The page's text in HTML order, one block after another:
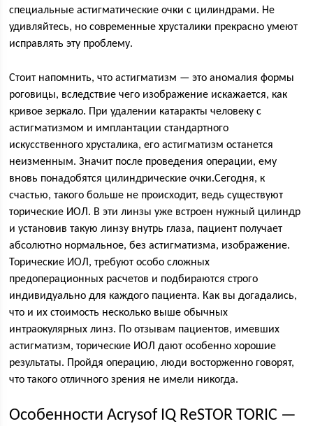
специальные астигматические очки с цилиндрами. Не
удивляйтесь, но современные хрусталики прекрасно умеют
исправлять эту проблему.
Стоит напомнить, что астигматизм — это аномалия формы
роговицы, вследствие чего изображение искажается, как
кривое зеркало. При удалении катаракты человеку с
астигматизмом и имплантации стандартного
искусственного хрусталика, его астигматизм останется
неизменным. Значит после проведения операции, ему
вновь понадобятся цилиндрические очки.Сегодня, к
счастью, такого больше не происходит, ведь существуют
торические ИОЛ. В эти линзы уже встроен нужный цилиндр
и установив такую линзу внутрь глаза, пациент получает
абсолютно нормальное, без астигматизма, изображение.
Торические ИОЛ, требуют особо сложных
предоперационных расчетов и подбираются строго
индивидуально для каждого пациента. Как вы догадались,
что и их стоимость несколько выше обычных
интраокулярных линз. По отзывам пациентов, имевших
астигматизм, торические ИОЛ дают особенно хорошие
результаты. Пройдя операцию, люди восторженно говорят,
что такого отличного зрения не имели никогда.
Особенности Acrysof IQ ReSTOR TORIC —